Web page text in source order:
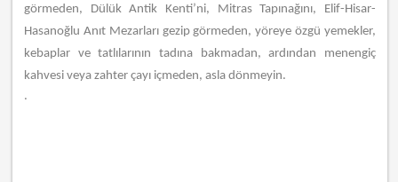
görmeden, Dülük Antik Kenti’ni, Mitras Tapınağını, Elif-Hisar-
Hasanoğlu Anıt Mezarları gezip görmeden, yöreye özgü yemekler,
kebaplar ve tatlılarının tadına bakmadan, ardından menengiç
kahvesi veya zahter çayı içmeden, asla dönmeyin.
.